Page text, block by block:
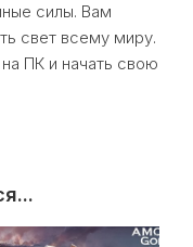
силы. Вам
свет всему миру.
ПК и начать свою